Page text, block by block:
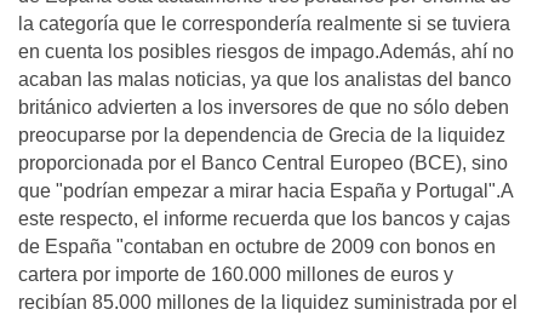
la categoría que le correspondería realmente si se tuviera
en cuenta los posibles riesgos de impago.Además, ahí no
acaban las malas noticias, ya que los analistas del banco
británico advierten a los inversores de que no sólo deben
preocuparse por la dependencia de Grecia de la liquidez
proporcionada por el Banco Central Europeo (BCE), sino
que "podrían empezar a mirar hacia España y Portugal".A
este respecto, el informe recuerda que los bancos y cajas
de España "contaban en octubre de 2009 con bonos en
cartera por importe de 160.000 millones de euros y
recibían 85.000 millones de la liquidez suministrada por el